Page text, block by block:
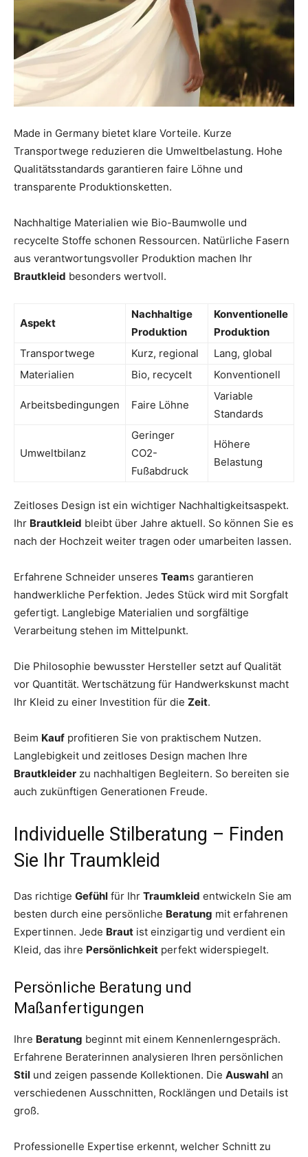
Made in Germany bietet klare Vorteile. Kurze
Transportwege reduzieren die Umweltbelastung. Hohe
Qualitätsstandards garantieren faire Löhne und
transparente Produktionsketten.
Nachhaltige Materialien wie Bio-Baumwolle und
recycelte Stoffe schonen Ressourcen. Natürliche Fasern
aus verantwortungsvoller Produktion machen Ihr
Brautkleid besonders wertvoll.
Aspekt
Nachhaltige
Produktion
Konventionelle
Produktion
Transportwege
Kurz, regional
Lang, global
Materialien
Bio, recycelt Konventionell
Arbeitsbedingungen Faire Löhne
Variable
Standards
Umweltbilanz
Geringer
CO2-
Fußabdruck
Höhere
Belastung
Zeitloses Design ist ein wichtiger Nachhaltigkeitsaspekt.
Ihr Brautkleid bleibt über Jahre aktuell. So können Sie es
nach der Hochzeit weiter tragen oder umarbeiten lassen.
Erfahrene Schneider unseres Teams garantieren
handwerkliche Perfektion. Jedes Stück wird mit Sorgfalt
gefertigt. Langlebige Materialien und sorgfältige
Verarbeitung stehen im Mittelpunkt.
Die Philosophie bewusster Hersteller setzt auf Qualität
vor Quantität. Wertschätzung für Handwerkskunst macht
Ihr Kleid zu einer Investition für die Zeit.
Beim Kauf profitieren Sie von praktischem Nutzen.
Langlebigkeit und zeitloses Design machen Ihre
Brautkleider zu nachhaltigen Begleitern. So bereiten sie
auch zukünftigen Generationen Freude.
Individuelle Stilberatung – Finden
Sie Ihr Traumkleid
Das richtige Gefühl für Ihr Traumkleid entwickeln Sie am
besten durch eine persönliche Beratung mit erfahrenen
Expertinnen. Jede Braut ist einzigartig und verdient ein
Kleid, das ihre Persönlichkeit perfekt widerspiegelt.
Persönliche Beratung und
Maßanfertigungen
Ihre Beratung beginnt mit einem Kennenlerngespräch.
Erfahrene Beraterinnen analysieren Ihren persönlichen
Stil und zeigen passende Kollektionen. Die Auswahl an
verschiedenen Ausschnitten, Rocklängen und Details ist
groß.
Professionelle Expertise erkennt, welcher Schnitt zu